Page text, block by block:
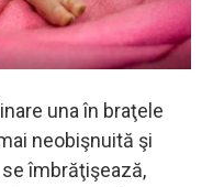
una în braţele
neobişnuită şi
îmbrăţişează,